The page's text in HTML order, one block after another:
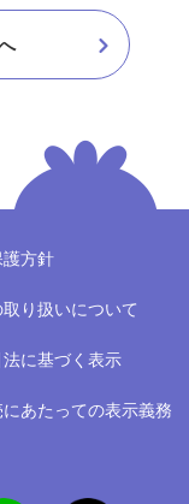
方針
り扱いについて
に基づく表示
にあたっての表示義務